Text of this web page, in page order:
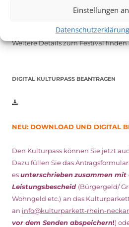
Einstellungen
Datenschutzerklärung
Vom 19. August bist zum 9.
Minuten vor Beginn des Films und
Weitere Details zum Festival finden
DIGITAL KULTURPASS BEANTRAGEN
NEU: DOWNLOAD UND DIGITAL
Den Kulturpass können Sie jetzt
Dazu füllen Sie das
esunterschriebenzusammen mit
Leistungsbescheid (Bürgergeld/
Wohngeld etc.) an das
an info@kulturparkett-rhein-
vor dem Senden abspeichern!)